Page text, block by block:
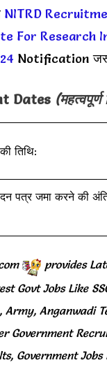
NITRD
For Research
Notification
Dates
तिथि:
पत्र जमा करने की
provides
Govt Jobs Like
Army, Anganwadi
Government
Government